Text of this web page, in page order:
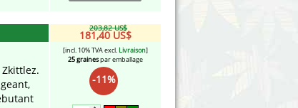
203,82 US$
181,40 US$
[incl. 10% TVA excl. Livraison]
25 grainespar emballage
-11%